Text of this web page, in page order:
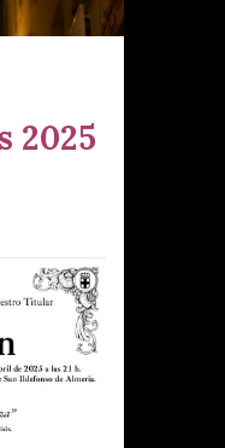
2025